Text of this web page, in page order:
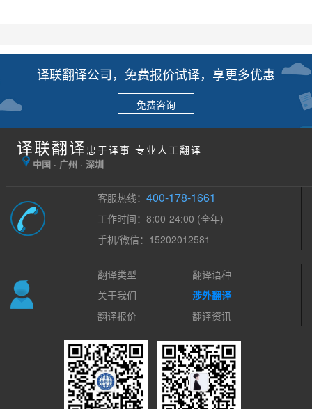
译联翻译公司，免费报价试译，享更多优惠
免费咨询
译联翻译 忠于译事 专业人工翻译
中国 · 广州 · 深圳
客服热线：400-178-1661
工作时间：8:00-24:00 (全年)
手机/微信：15202012581
翻译类型
翻译语种
关于我们
涉外翻译
翻译报价
翻译资讯